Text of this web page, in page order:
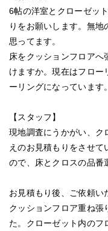
6帖の洋室とクローゼッ
りをお願いします。無地
思ってます。
床をクッションフロアへ
けますか。現在はフロー
ーリングになっています。
【スタッフ】
現地調査にうかがい、ク
えのお見積もりをさせて
ので、床とクロスの品番
お見積もり後、ご依頼い
クッションフロア重ね張
た。クローゼット内のフ